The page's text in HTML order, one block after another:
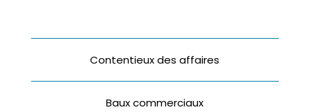
Contentieux des affaires
Baux commerciaux